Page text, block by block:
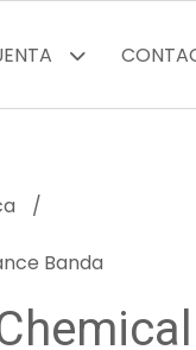
Banda